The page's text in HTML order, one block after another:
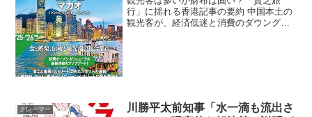
行」に揺れる香港記事の要約 中国本土の
観光客が、経済低迷と消費のダウングレ
クレーマー
川勝平太前知事「水一滴も流出さ